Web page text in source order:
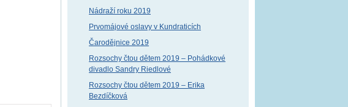
Nádraží roku 2019
Prvomájové oslavy v Kundraticích
Čarodějnice 2019
Rozsochy čtou dětem 2019 – Pohádkové
divadlo Sandry Riedlové
Rozsochy čtou dětem 2019 – Erika
Bezdíčková